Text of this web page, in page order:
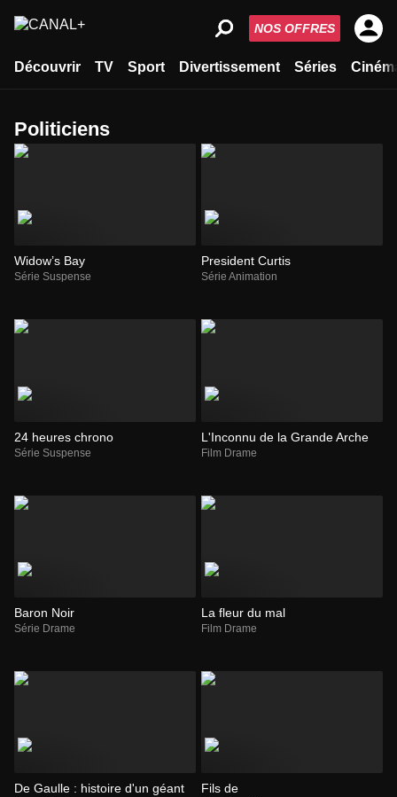
Découvrir TV Sport Divertissement Séries
NOS OFFRES
politiciens
Widow’s Bay
Série Suspense
President Curtis
Série Animation
24 heures chrono
Série Suspense
L'Inconnu de la Grande Arche
Film Drame
Baron Noir
Série Drame
La fleur du mal
Film Drame
De Gaulle : histoire d'un géant Fils de